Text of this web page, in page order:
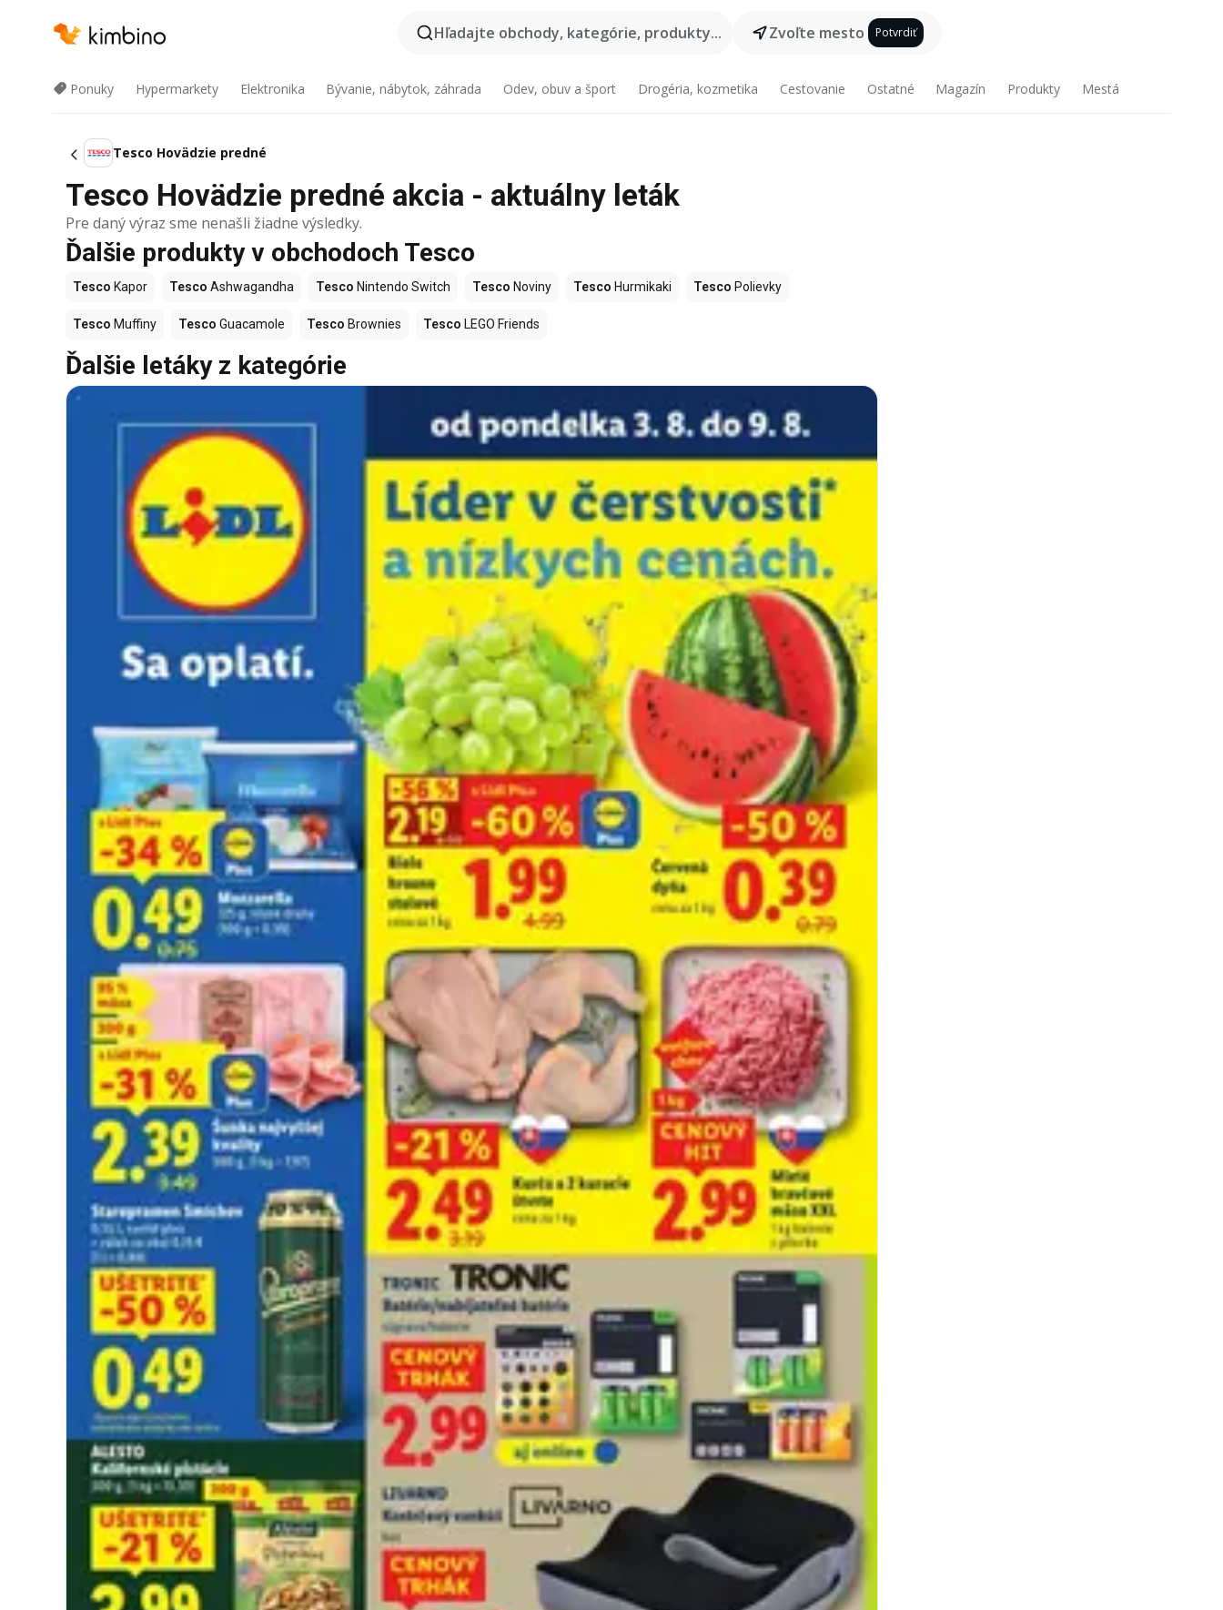
Hľadajte obchody, kategórie, produkty... Zvoľte mesto Potvrdiť
Ponuky Hypermarkety Elektronika Bývanie, nábytok, záhrada Odev, obuv a šport Drogéria, kozmetika Cestovanie Ostatné Magazín Produkty Mestá
Tesco Hovädzie predné
Tesco Hovädzie predné akcia - aktuálny leták
Pre daný výraz sme nenašli žiadne výsledky.
Ďalšie produkty v obchodoch Tesco
Tesco Kapor Tesco Ashwagandha Tesco Nintendo Switch Tesco Noviny Tesco Hurmikaki Tesco Polievky
Tesco Muffiny Tesco Guacamole Tesco Brownies Tesco LEGO Friends
Ďalšie letáky z kategórie